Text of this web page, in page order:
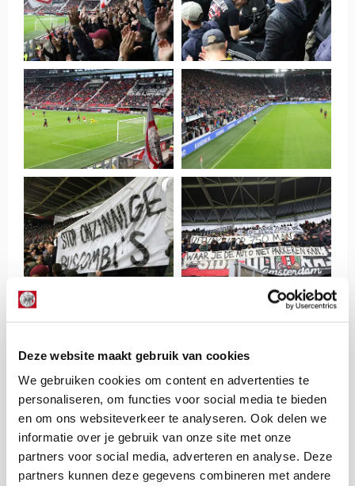
Deze website maakt gebruik van cookies
We gebruiken cookies om content en advertenties te
personaliseren, om functies voor social media te bieden
en om ons websiteverkeer te analyseren. Ook delen we
informatie over je gebruik van onze site met onze
partners voor social media, adverteren en analyse. Deze
partners kunnen deze gegevens combineren met andere